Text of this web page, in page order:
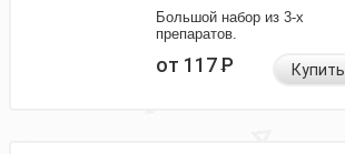
Большой набор из 3-х
препаратов.
от 117Р Купить